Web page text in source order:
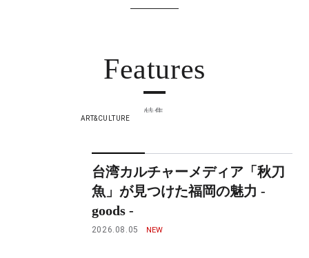
Features
特集
ART&CULTURE
台湾カルチャーメディア「秋刀
魚」が見つけた福岡の魅力 -
goods -
2026.08.05